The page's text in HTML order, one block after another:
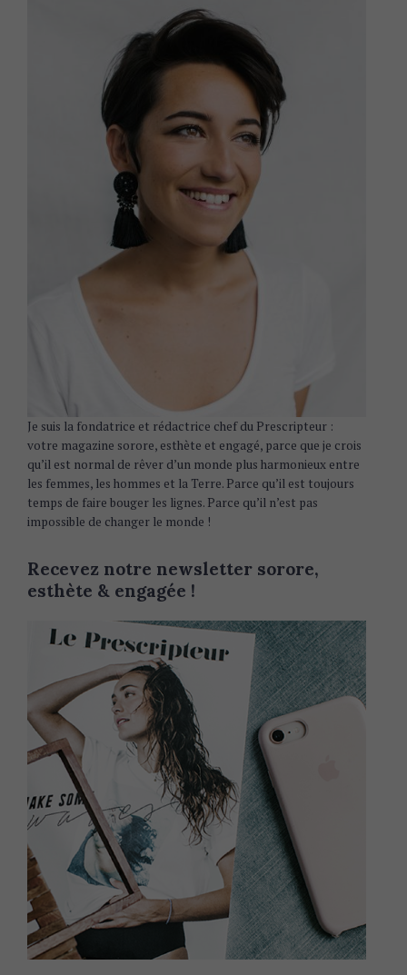
Je suis la fondatrice et rédactrice chef du Prescripteur :
votre magazine sorore, esthète et engagé, parce que je crois
qu’il est normal de rêver d’un monde plus harmonieux entre
les femmes, les hommes et la Terre. Parce qu’il est toujours
temps de faire bouger les lignes. Parce qu’il n’est pas
impossible de changer le monde !
Recevez notre newsletter sorore,
esthète & engagée !